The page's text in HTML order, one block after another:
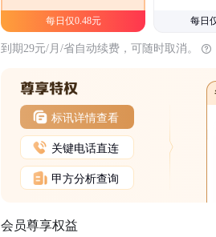
每日仅0.48元 每日
到期29元/月/省自动续费，可随时取消。
标讯详情查看
关键电话直连
甲方分析查询
会员尊享权益